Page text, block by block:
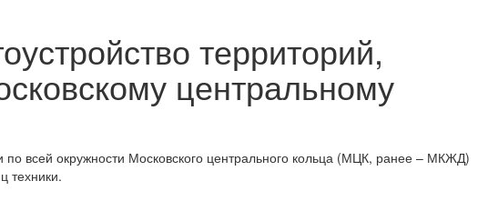
территорий,
центральному
по всей окружности Московского центрального кольца (МЦК, ранее – МКЖД)
техники.